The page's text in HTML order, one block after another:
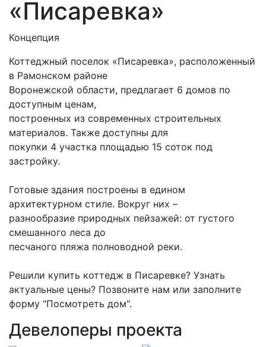
«Писаревка»
Концепция
Коттеджный поселок «Писаревка», расположенный
в Рамонском районе
Воронежской области, предлагает 6 домов по
доступным ценам,
построенных из современных строительных
материалов. Также доступны для
покупки 4 участка площадью 15 соток под
застройку.
Готовые здания построены в едином
архитектурном стиле. Вокруг них –
разнообразие природных пейзажей: от густого
смешанного леса до
песчаного пляжа полноводной реки.
Решили купить коттедж в Писаревке? Узнать
актуальные цены? Позвоните нам или заполните
форму "Посмотреть дом".
Девелоперы проекта